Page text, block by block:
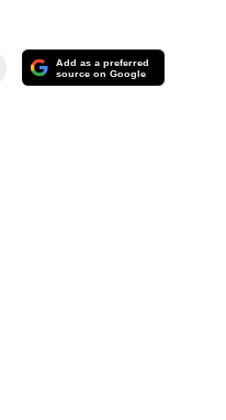
Add as a preferred
source on Google